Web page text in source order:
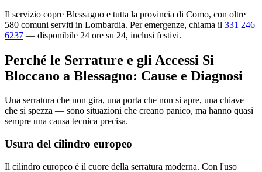
Il servizio copre Blessagno e tutta la provincia di Como, con oltre
580 comuni serviti in Lombardia. Per emergenze, chiama il 331 246
6237 — disponibile 24 ore su 24, inclusi festivi.
Perché le Serrature e gli Accessi Si
Bloccano a Blessagno: Cause e Diagnosi
Una serratura che non gira, una porta che non si apre, una chiave
che si spezza — sono situazioni che creano panico, ma hanno quasi
sempre una causa tecnica precisa.
Usura del cilindro europeo
Il cilindro europeo è il cuore della serratura moderna. Con l'uso